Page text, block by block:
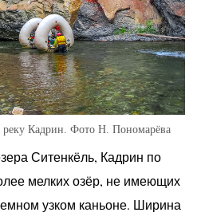
реку Кадрин. Фото Н. Пономарёва
Ситенкёль, Кадрин по
мелких озёр, не имеющих
узком каньоне. Ширина